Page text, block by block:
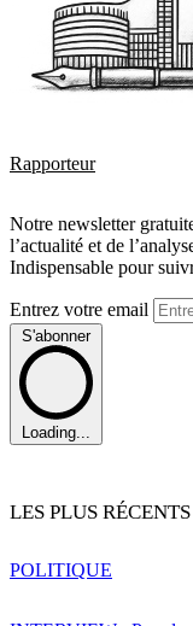
Rapporteur
Notre newsletter
l’actualité et de
Indispensable pour
Entrez votre email
S'abonner
Loading...
LES PLUS RÉCENTS
POLITIQUE